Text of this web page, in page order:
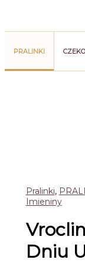
PRALINKI
Pralinki,
Imieniny
Dniu